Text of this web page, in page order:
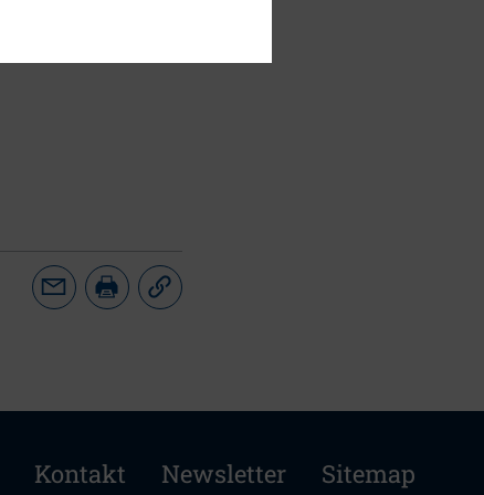
Kontakt Newsletter Sitemap